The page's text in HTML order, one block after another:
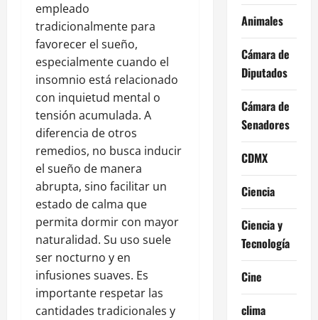
empleado
tradicionalmente para
favorecer el sueño,
especialmente cuando el
insomnio está relacionado
con inquietud mental o
tensión acumulada. A
diferencia de otros
remedios, no busca inducir
el sueño de manera
abrupta, sino facilitar un
estado de calma que
permita dormir con mayor
naturalidad. Su uso suele
ser nocturno y en
infusiones suaves. Es
importante respetar las
cantidades tradicionales y
Animales
Cámara de
Diputados
Cámara de
Senadores
CDMX
Ciencia
Ciencia y
Tecnología
Cine
clima